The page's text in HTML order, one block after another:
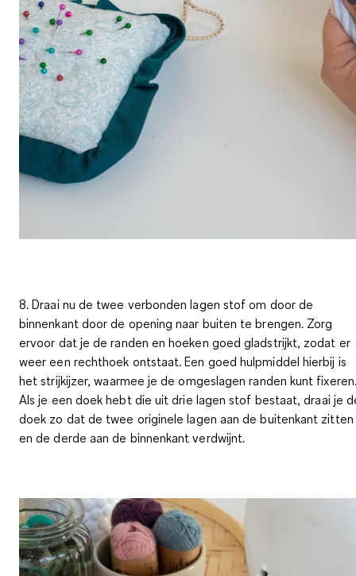
8.Draai nu de twee verbonden lagen stof om door de
binnenkant door de opening naar buiten te brengen. Zorg
ervoor dat je de randen en hoeken goed gladstrijkt, zodat er
weer een rechthoek ontstaat. Een goed hulpmiddel hierbij is
het strijkijzer, waarmee je de omgeslagen randen kunt fixeren.
Als je een doek hebt die uit drie lagen stof bestaat, draai je
doek zo dat de twee originele lagen aan de buitenkant zitten
en de derde aan de binnenkant verdwijnt.